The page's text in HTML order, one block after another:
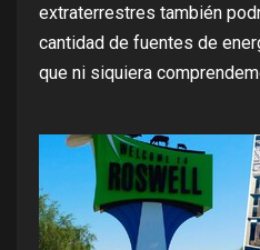
extraterrestres también
cantidad de fuentes de
que ni siquiera